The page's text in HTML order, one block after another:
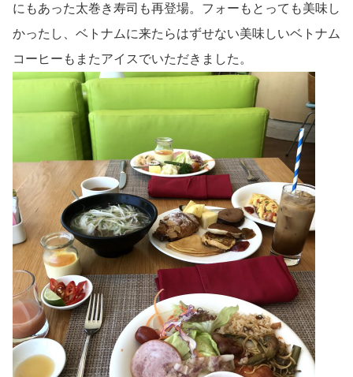
にもあった太巻き寿司も再登場。フォーもとっても美味し
かったし、ベトナムに来たらはずせない美味しいベトナム
コーヒーもまたアイスでいただきました。